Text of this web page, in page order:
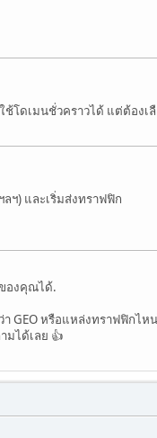
เมนชั่วคราวได้ แต่ต้องเ
ฯ) และเริ่มส่งทราฟฟิก
องคุณได้.
า GEO หรือแหล่งทราฟฟิกไ
มได้เลย 👍